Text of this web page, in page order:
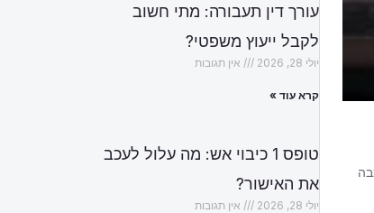
עורך דין תעבורה: מתי חשוב
לקבל ייעוץ משפטי?
יולי 28, 2026 אין תגובות
קרא עוד »
טופס 1 כיבוי אש: מה עלול לעכב
את האישור?
יולי 28, 2026 אין תגובות